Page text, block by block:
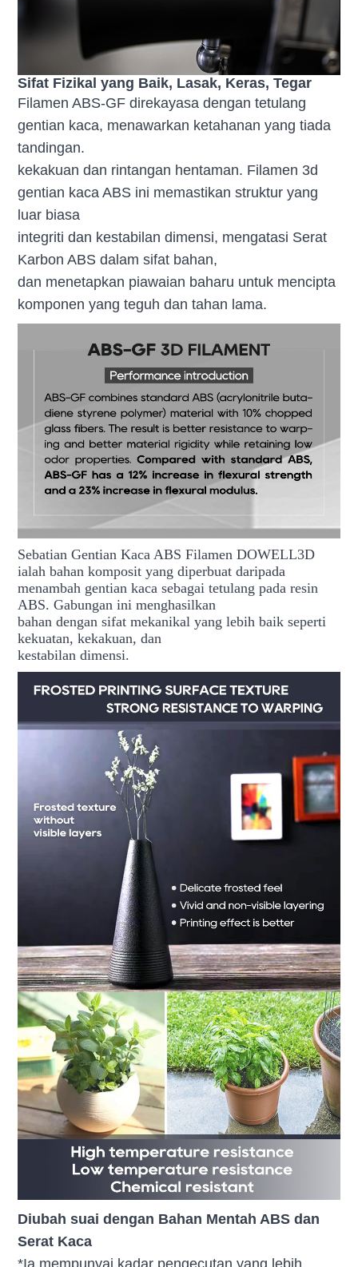
Sifat Fizikal yang Baik, Lasak, Keras, Tegar
Filamen ABS-GF direkayasa dengan tetulang
gentian kaca, menawarkan ketahanan yang tiada
tandingan.
kekakuan dan rintangan hentaman. Filamen 3d
gentian kaca ABS ini memastikan struktur yang
luar biasa
integriti dan kestabilan dimensi, mengatasi Serat
Karbon ABS dalam sifat bahan,
dan menetapkan piawaian baharu untuk mencipta
komponen yang teguh dan tahan lama.
Sebatian Gentian Kaca ABS Filamen DOWELL3D
ialah bahan komposit yang diperbuat daripada
menambah gentian kaca sebagai tetulang pada resin
ABS. Gabungan ini menghasilkan
bahan dengan sifat mekanikal yang lebih baik seperti
kekuatan, kekakuan, dan
kestabilan dimensi.
Diubah suai dengan Bahan Mentah ABS dan
Serat Kaca
*Ia mempunyai kadar pengecutan yang lebih